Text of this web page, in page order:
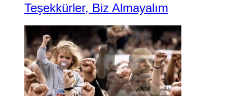
Teşekkürler, Biz Almayalım